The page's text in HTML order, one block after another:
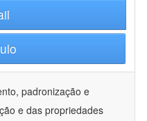
padronização e
e das propriedades